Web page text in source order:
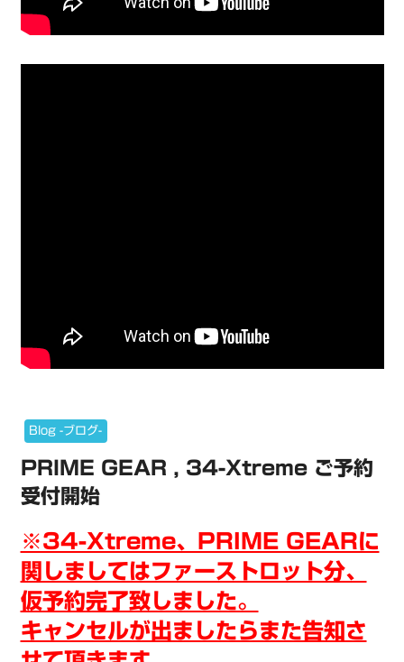
Blog -ブログ-
PRIME GEAR , 34-Xtreme ご予約
受付開始
※34-Xtreme、PRIME GEARに
関しましてはファーストロット分、
仮予約完了致しました。
キャンセルが出ましたらまた告知さ